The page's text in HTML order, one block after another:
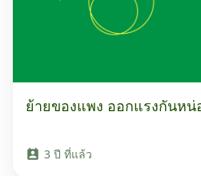
ย้ายของแพง ออกแรงกันหน่
perm_contact_calendar 3 ปี ที่แล้ว